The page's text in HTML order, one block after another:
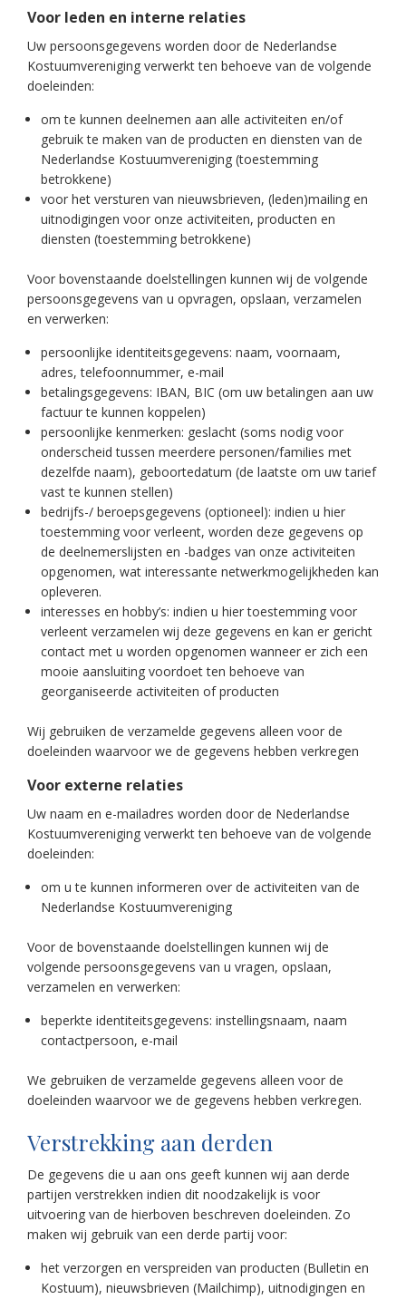
Voor leden en interne relaties
Uw persoonsgegevens worden door de Nederlandse
Kostuumvereniging verwerkt ten behoeve van de volgende
doeleinden:
om te kunnen deelnemen aan alle activiteiten en/of
gebruik te maken van de producten en diensten van de
Nederlandse Kostuumvereniging (toestemming
betrokkene)
voor het versturen van nieuwsbrieven, (leden)mailing en
uitnodigingen voor onze activiteiten, producten en
diensten (toestemming betrokkene)
Voor bovenstaande doelstellingen kunnen wij de volgende
persoonsgegevens van u opvragen, opslaan, verzamelen
en verwerken:
persoonlijke identiteitsgegevens: naam, voornaam,
adres, telefoonnummer, e-mail
betalingsgegevens: IBAN, BIC (om uw betalingen aan uw
factuur te kunnen koppelen)
persoonlijke kenmerken: geslacht (soms nodig voor
onderscheid tussen meerdere personen/families met
dezelfde naam), geboortedatum (de laatste om uw tarief
vast te kunnen stellen)
bedrijfs-/ beroepsgegevens (optioneel): indien u hier
toestemming voor verleent, worden deze gegevens op
de deelnemerslijsten en -badges van onze activiteiten
opgenomen, wat interessante netwerkmogelijkheden kan
opleveren.
interesses en hobby’s: indien u hier toestemming voor
verleent verzamelen wij deze gegevens en kan er gericht
contact met u worden opgenomen wanneer er zich een
mooie aansluiting voordoet ten behoeve van
georganiseerde activiteiten of producten
Wij gebruiken de verzamelde gegevens alleen voor de
doeleinden waarvoor we de gegevens hebben verkregen
Voor externe relaties
Uw naam en e-mailadres worden door de Nederlandse
Kostuumvereniging verwerkt ten behoeve van de volgende
doeleinden:
om u te kunnen informeren over de activiteiten van de
Nederlandse Kostuumvereniging
Voor de bovenstaande doelstellingen kunnen wij de
volgende persoonsgegevens van u vragen, opslaan,
verzamelen en verwerken:
beperkte identiteitsgegevens: instellingsnaam, naam
contactpersoon, e-mail
We gebruiken de verzamelde gegevens alleen voor de
doeleinden waarvoor we de gegevens hebben verkregen.
Verstrekking aan derden
De gegevens die u aan ons geeft kunnen wij aan derde
partijen verstrekken indien dit noodzakelijk is voor
uitvoering van de hierboven beschreven doeleinden. Zo
maken wij gebruik van een derde partij voor:
het verzorgen en verspreiden van producten (Bulletin en
Kostuum), nieuwsbrieven (Mailchimp), uitnodigingen en